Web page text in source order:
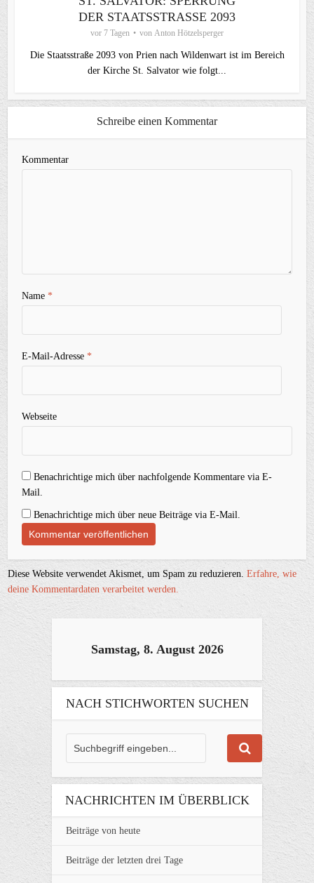
DER STAATSSTRASSE 2093
vor 7 Tagen von Anton Hötzelsperger
Die Staatsstraße 2093 von Prien nach Wildenwart ist im Bereich
der Kirche St. Salvator wie folgt...
Schreibe einen Kommentar
Kommentar
Name*
E-Mail-Adresse*
Webseite
Benachrichtige mich über nachfolgende Kommentare via E-
Mail.
Benachrichtige mich über neue Beiträge via E-Mail.
Diese Website verwendet Akismet, um Spam zu reduzieren.Erfahre, wie
deine Kommentardaten verarbeitet werden.
Samstag, 8. August 2026
NACH STICHWORTEN SUCHEN
NACHRICHTEN IM ÜBERBLICK
Beiträge von heute
Beiträge der letzten drei Tage